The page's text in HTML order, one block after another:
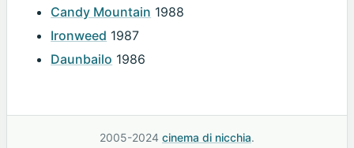
Candy Mountain 1988
Ironweed 1987
Daunbailo 1986
2005-2024 cinema di nicchia.